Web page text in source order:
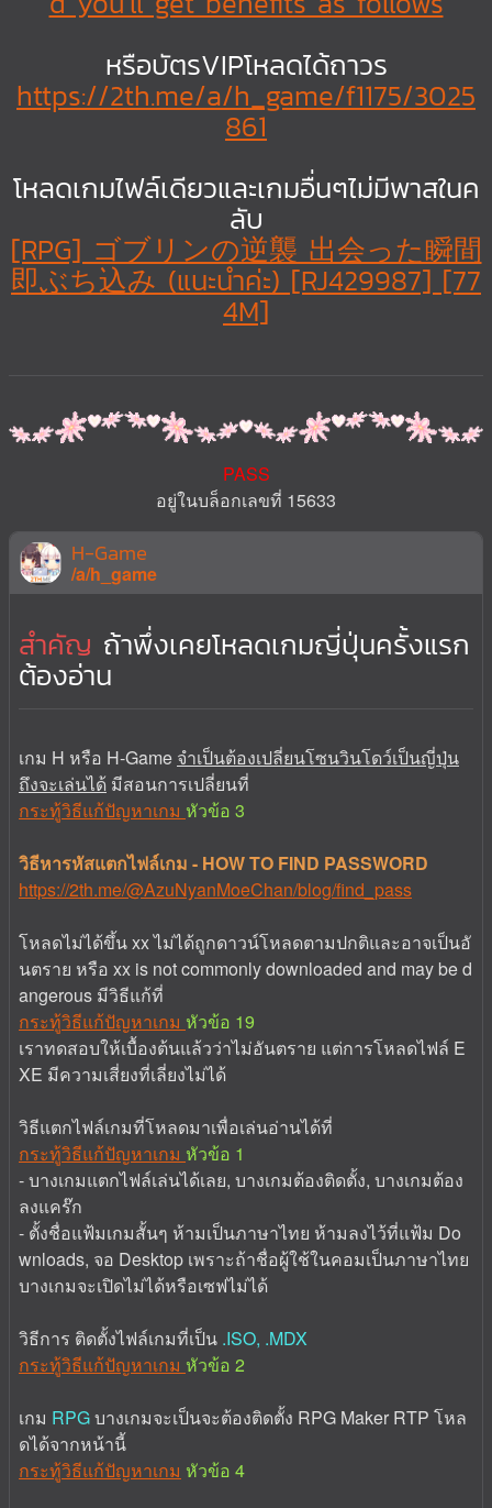
หรือบัตรVIPโหลดได้ถาวร
https://2th.me/a/h_game/f1175/3025
861
โหลดเกมไฟล์เดียวและเกมอื่นๆไม่มีพาสในค
ลับ
[RPG] ゴブリンの逆襲 出会った瞬間
即ぶち込み (แนะนำค่ะ) [RJ429987] [77
4M]
PASS
อยู่ในบล็อกเลขที่ 15633
H-Game
/a/h_game
สำคัญ ถ้าพึ่งเคยโหลดเกมญี่ปุ่นครั้งแรก
ต้องอ่าน
เกม H หรือ H-Game จำเป็นต้องเปลี่ยนโซนวินโดว์เป็นญี่ปุ่น
ถึงจะเล่นได้ มีสอนการเปลี่ยนที่
กระทู้วิธีแก้ปัญหาเกม หัวข้อ 3
วิธีหารหัสแตกไฟล์เกม - HOW TO FIND PASSWORD
https://2th.me/@AzuNyanMoeChan/blog/find_pass
โหลดไม่ได้ขึ้น xx ไม่ได้ถูกดาวน์โหลดตามปกติและอาจเป็นอั
นตราย หรือ xx is not commonly downloaded and may be d
angerous มีวิธีแก้ที่
กระทู้วิธีแก้ปัญหาเกม หัวข้อ 19
เราทดสอบให้เบื้องต้นแล้วว่าไม่อันตราย แต่การโหลดไฟล์ E
XE มีความเสี่ยงที่เลี่ยงไม่ได้
วิธีแตกไฟล์เกมที่โหลดมาเพื่อเล่นอ่านได้ที่
กระทู้วิธีแก้ปัญหาเกม หัวข้อ 1
- บางเกมแตกไฟล์เล่นได้เลย, บางเกมต้องติดตั้ง, บางเกมต้อง
ลงแคร๊ก
- ตั้งชื่อแฟ้มเกมสั้นๆ ห้ามเป็นภาษาไทย ห้ามลงไว้ที่แฟ้ม Do
wnloads, จอ Desktop เพราะถ้าชื่อผู้ใช้ในคอมเป็นภาษาไทย
บางเกมจะเปิดไม่ได้หรือเซฟไม่ได้
วิธีการ ติดตั้งไฟล์เกมที่เป็น .ISO, .MDX
กระทู้วิธีแก้ปัญหาเกม หัวข้อ 2
เกม RPGบางเกมจะเป็นจะต้องติดตั้ง RPG Maker RTP โหล
ดได้จากหน้านี้
กระทู้วิธีแก้ปัญหาเกม หัวข้อ 4